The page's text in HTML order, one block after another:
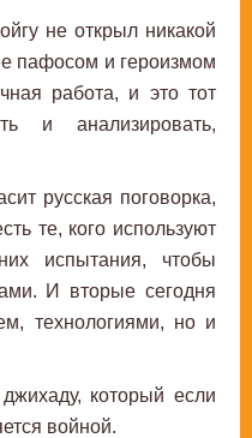
не открыл никакой
пафосом и героизмом
работа, и это тот
и анализировать,
русская поговорка,
те, кого используют
испытания, чтобы
И вторые сегодня
технологиями, но и
который если
войной.